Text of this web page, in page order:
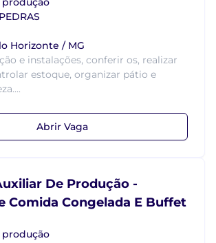
Horizonte / MG
e instalações, conferir os, realizar
estoque, organizar pátio e
Abrir Vaga
De Produção -
Comida Congelada E Buffet